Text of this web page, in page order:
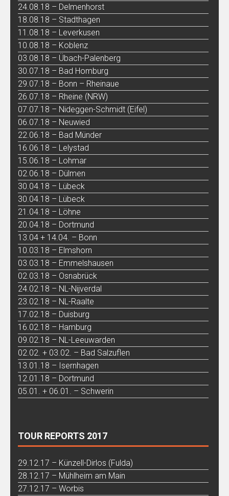
24.08.18 – Delmenhorst
18.08.18 – Stadthagen
11.08.18 – Leverkusen
10.08.18 – Koblenz
03.08.18 – Übach-Palenberg
30.07.18 – Bad Homburg
29.07.18 – Bonn – Rheinaue
26.07.18 – Rheine (NRW)
07.07.18 – Nideggen-Schmidt (Eifel)
06.07.18 – Neuwied
22.06.18 – Bad Münder
16.06.18 – Lelystad
15.06.18 – Lohmar
02.06.18 – Dülmen
30.04.18 – Lübeck
30.04.18 – Lübeck
21.04.18 – Löhne
20.04.18 – Dortmund
13.04 + 14.04. – Bonn
10.03.18 – Elmshorn
03.03.18 – Emmelshausen
02.03.18 – Osnabrück
24.02.18 – NL-Nijverdal
23.02.18 – NL-Raalte
17.02.18 – Duisburg
16.02.18 – Hamburg
09.02.18 – NL-Leeuwarden
02.02. + 03.02. – Bad Salzuflen
13.01.18 – Isernhagen
12.01.18 – Dortmund
05.01. + 06.01. – Schwerin
TOUR REPORTS 2017
29.12.17 – Künzell-Dirlos (Fulda)
28.12.17 – Mühlheim am Main
27.12.17 – Worbis